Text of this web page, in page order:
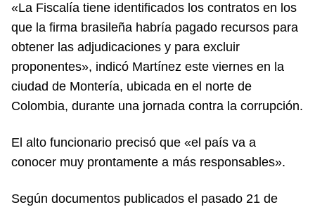
«La Fiscalía tiene identificados los contratos en los
que la firma brasileña habría pagado recursos para
obtener las adjudicaciones y para excluir
proponentes», indicó Martínez este viernes en la
ciudad de Montería, ubicada en el norte de
Colombia, durante una jornada contra la corrupción.
El alto funcionario precisó que «el país va a
conocer muy prontamente a más responsables».
Según documentos publicados el pasado 21 de